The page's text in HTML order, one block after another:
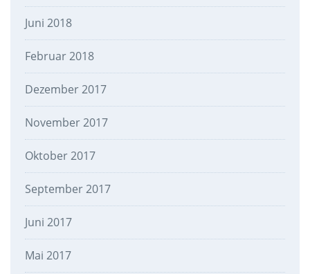
Juni 2018
Februar 2018
Dezember 2017
November 2017
Oktober 2017
September 2017
Juni 2017
Mai 2017